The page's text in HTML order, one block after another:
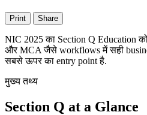
Print Share
NIC 2025 का Section Q Education
और MCA जैसे workflows में सही
सबसे ऊपर का entry point है.
मुख्य तथ्य
Section Q at a Glance